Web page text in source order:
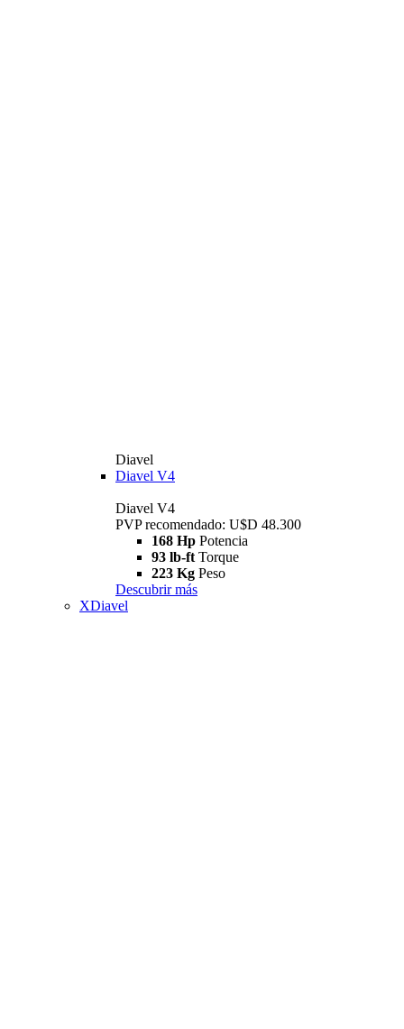
Diavel
Diavel V4
Diavel V4
PVP recomendado: U$D 48.300
168 Hp Potencia
93 lb-ft Torque
223 Kg Peso
Descubrir más
XDiavel